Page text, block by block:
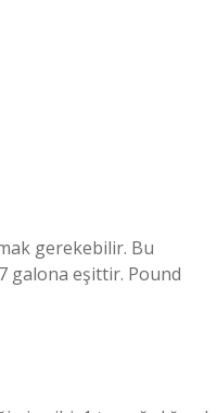
gerekebilir. Bu
galona eşittir. Pound